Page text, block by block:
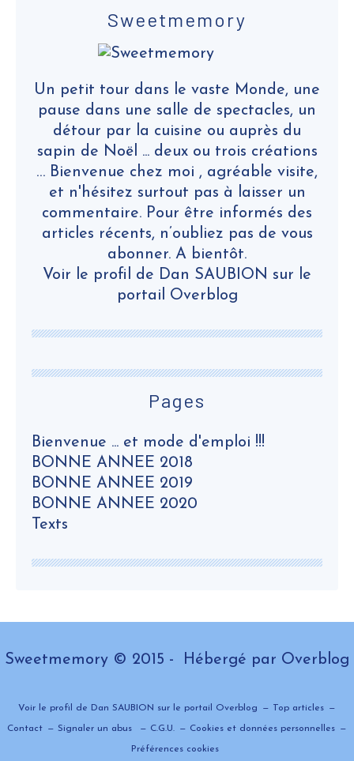
Pages
Bienvenue ... et mode d'emploi !!!
BONNE ANNEE 2018
BONNE ANNEE 2019
BONNE ANNEE 2020
Texts
Sweetmemory
Un petit tour dans le vaste Monde, une
pause dans une salle de spectacles, un
détour par la cuisine ou auprès du
sapin de Noël ... deux ou trois créations
… Bienvenue chez moi , agréable visite,
et n'hésitez surtout pas à laisser un
commentaire. Pour être informés des
articles récents, n’oubliez pas de vous
abonner. A bientôt.
Voir le profil de Dan SAUBION sur le
portail Overblog
Sweetmemory © 2015 - Hébergé par Overblog
Voir le profil de Dan SAUBION sur le portail Overblog Top articles
Contact Signaler un abus C.G.U. Cookies et données personnelles
Préférences cookies